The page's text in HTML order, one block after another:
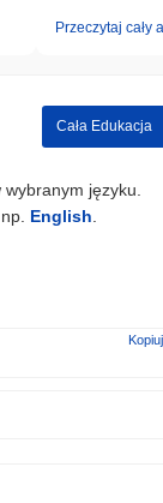
Przeczytaj cały
Cała Edukacja
języku.
English
Kopiuj